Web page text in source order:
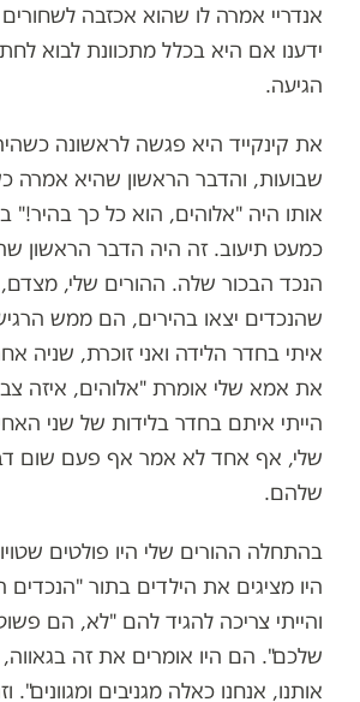
אנדריי אמרה לו שהוא אכזבה
ידענו אם היא בכלל מתכוונת לבוא
הגיעה.
את קינקייד היא פגשה לראשונה
שבועות, והדבר הראשון שהיא אמרה
אותו היה "אלוהים, הוא כל כך בהיר!"
כמעט תיעוב. זה היה הדבר הראשון
הנכד הבכור שלה. ההורים שלי,
שהנכדים יצאו בהירים, הם ממש
איתי בחדר הלידה ואני זוכרת, שניה
את אמא שלי אומרת "אלוהים, איזה
הייתי איתם בחדר בלידות של שני
שלי, אף אחד לא אמר אף פעם שום
שלהם.
בהתחלה ההורים שלי היו פולטים
היו מציגים את הילדים בתור "הנכדים
והייתי צריכה להגיד להם "לא, הם
שלכם". הם היו אומרים את זה בגאווה,
אותנו, אנחנו כאלה מגניבים ומגוונים".